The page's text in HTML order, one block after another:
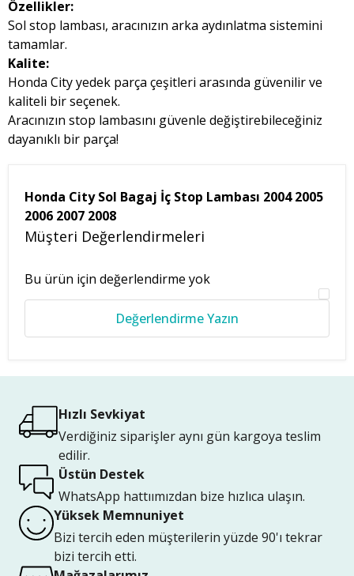
Özellikler:
Sol stop lambası, aracınızın arka aydınlatma sistemini
tamamlar.
Kalite:
Honda City yedek parça çeşitleri arasında güvenilir ve
kaliteli bir seçenek.
Aracınızın stop lambasını güvenle değiştirebileceğiniz
dayanıklı bir parça!
Honda City Sol Bagaj İç Stop Lambası 2004 2005
2006 2007 2008
Müşteri Değerlendirmeleri
Bu ürün için değerlendirme yok
Değerlendirme Yazın
Hızlı Sevkiyat
Verdiğiniz siparişler aynı gün kargoya teslim
edilir.
Üstün Destek
WhatsApp hattıımızdan bize hızlıca ulaşın.
Yüksek Memnuniyet
Bizi tercih eden müşterilerin yüzde 90'ı tekrar
bizi tercih etti.